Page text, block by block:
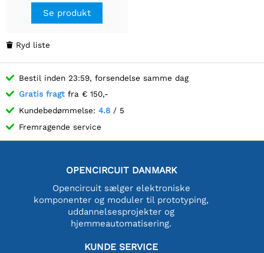
Se produkt
 Ryd liste
Bestil inden 23:59, forsendelse samme dag
Gratis fragt fra € 150,-
Kundebedømmelse: 4.8 / 5
Fremragende service
OPENCIRCUIT DANMARK
Opencircuit sælger elektroniske
komponenter og moduler til prototyping,
uddannelsesprojekter og
hjemmeautomatisering.
KUNDE SERVICE